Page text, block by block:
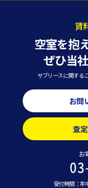
賃
空室を抱
ぜひ当
サブリースに関する
お問
査
お
受付時間：年